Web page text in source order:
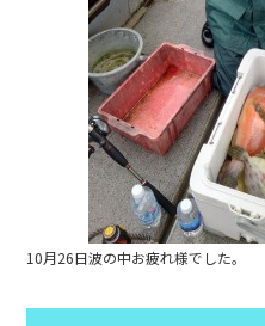
10月26日波の中お疲れ様でした。